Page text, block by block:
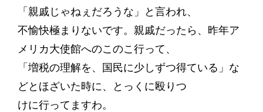
「親戚じゃねぇだろうな」と言われ、
不愉快極まりないです。親戚だったら、昨年ア
メリカ大使館へのこのこ行って、
「増税の理解を、国民に少しずつ得ている」な
どとほざいた時に、とっくに殴りつ
けに行ってますわ。